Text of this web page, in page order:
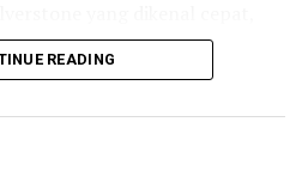
saya adalah
selangkah
di setiap
cuaca yang sulit
Asia juga menghadirkan
World Championship
READING